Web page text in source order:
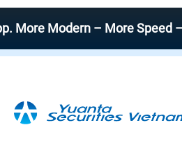
– More Speed – More